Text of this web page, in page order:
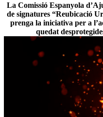
La Comissió Espanyola
de signatures “Reubicació
prenga la iniciativa per a
quedat